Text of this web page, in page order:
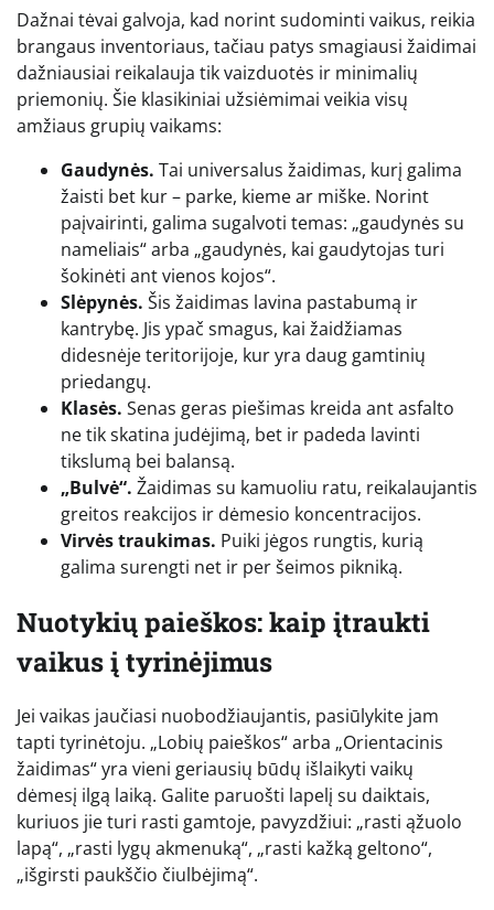
Dažnai tėvai galvoja, kad norint sudominti vaikus, reikia
brangaus inventoriaus, tačiau patys smagiausi žaidimai
dažniausiai reikalauja tik vaizduotės ir minimalių
priemonių. Šie klasikiniai užsiėmimai veikia visų
amžiaus grupių vaikams:
Gaudynės. Tai universalus žaidimas, kurį galima
žaisti bet kur – parke, kieme ar miške. Norint
paįvairinti, galima sugalvoti temas: „gaudynės su
nameliais“ arba „gaudynės, kai gaudytojas turi
šokinėti ant vienos kojos“.
Slėpynės. Šis žaidimas lavina pastabumą ir
kantrybę. Jis ypač smagus, kai žaidžiamas
didesnėje teritorijoje, kur yra daug gamtinių
priedangų.
Klasės. Senas geras piešimas kreida ant asfalto
ne tik skatina judėjimą, bet ir padeda lavinti
tikslumą bei balansą.
„Bulvė“. Žaidimas su kamuoliu ratu, reikalaujantis
greitos reakcijos ir dėmesio koncentracijos.
Virvės traukimas. Puiki jėgos rungtis, kurią
galima surengti net ir per šeimos pikniką.
Nuotykių paieškos: kaip įtraukti
vaikus į tyrinėjimus
Jei vaikas jaučiasi nuobodžiaujantis, pasiūlykite jam
tapti tyrinėtoju. „Lobių paieškos“ arba „Orientacinis
žaidimas“ yra vieni geriausių būdų išlaikyti vaikų
dėmesį ilgą laiką. Galite paruošti lapelį su daiktais,
kuriuos jie turi rasti gamtoje, pavyzdžiui: „rasti ąžuolo
lapą“, „rasti lygų akmenuką“, „rasti kažką geltono“,
„išgirsti paukščio čiulbėjimą“.